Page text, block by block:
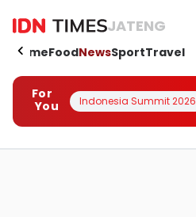
JATENG
HomeFoodNewsSportTravel
For
You
Indonesia Summit 2026